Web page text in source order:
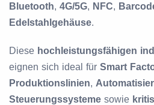
Bluetooth, 4G/5G, NFC,
Edelstahlgehäuse.
Diese hochleistungsfähigen
eignen sich ideal für Smart
Produktionslinien,
Steuerungssysteme sowie